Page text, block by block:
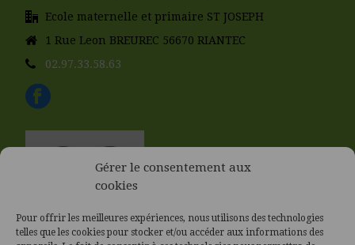
Gérer le consentement aux
cookies
Pour offrir les meilleures expériences, nous utilisons des technologies
telles que les cookies pour stocker et/ou accéder aux informations des
Ecole maternelle et primaire ST JOSEPH
1 Rue Leon BREUREC 56670 RIANTEC
02.97.33.58.63